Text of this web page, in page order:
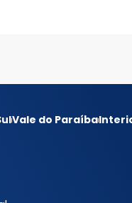
Vale do Paraíba